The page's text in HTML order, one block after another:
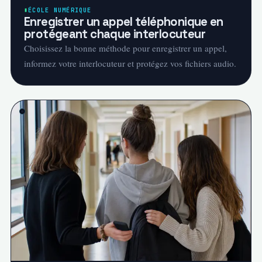
ÉCOLE NUMÉRIQUE
Enregistrer un appel téléphonique en
protégeant chaque interlocuteur
Choisissez la bonne méthode pour enregistrer un appel,
informez votre interlocuteur et protégez vos fichiers audio.